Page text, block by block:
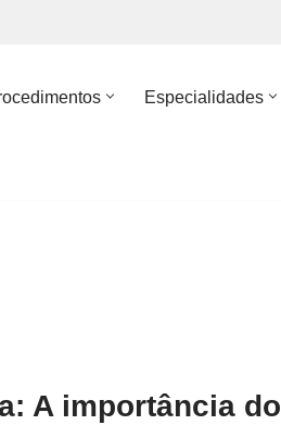
Especialidades
A importância do